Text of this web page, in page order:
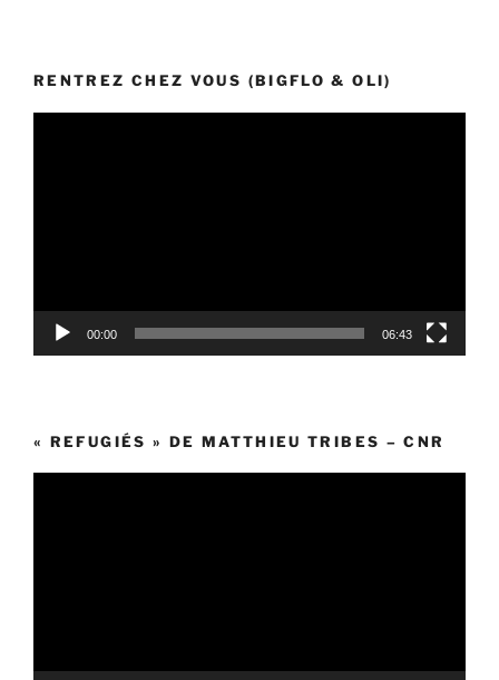
RENTREZ CHEZ VOUS (BIGFLO & OLI)
00:00 06:43
« REFUGIÉS » DE MATTHIEU TRIBES – CNR